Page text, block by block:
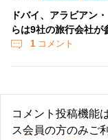
ドバイ、アラビアン
らは9社の旅行会社が
1 コメント
コメント投稿機能
ス会員の方のみご